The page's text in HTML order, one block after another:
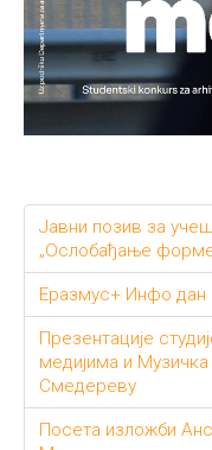
Јавни позив за
„Ослобађање
Еразмус+ Инфо дан
Презентације
медијима и Музичка
Смедереву
Посета изложби